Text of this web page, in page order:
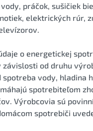
práčok, sušičiek
elektrických rúr,
o energetickej
od druhu
vody, hladina
spotrebiteľom
Výrobcovia sú
spotrebiči